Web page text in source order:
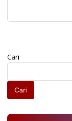
Cari
Cari